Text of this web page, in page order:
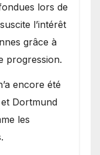
lors de
l’intérêt
grâce à
progression.
encore été
Dortmund
les